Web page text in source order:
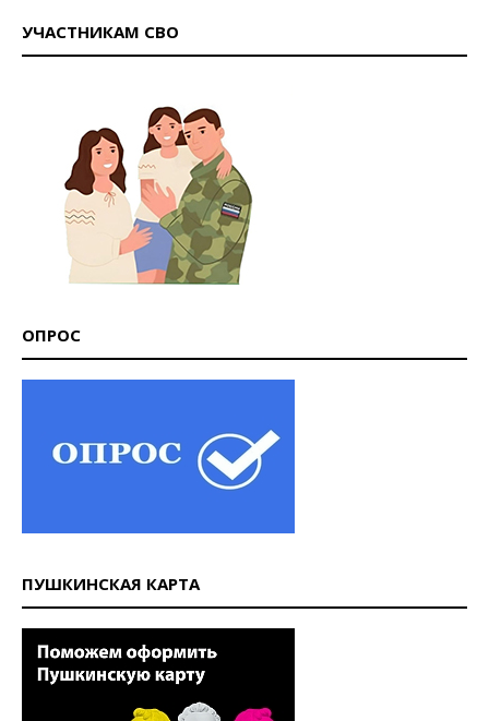
УЧАСТНИКАМ СВО
ОПРОС
ПУШКИНСКАЯ КАРТА